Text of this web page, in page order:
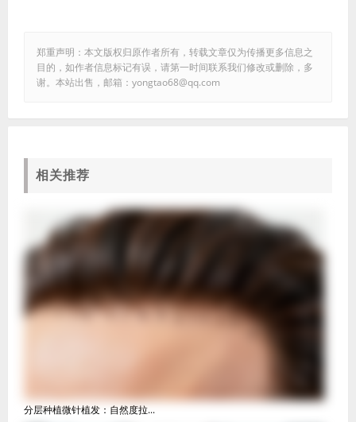
郑重声明：本文版权归原作者所有，转载文章仅为传播更多信息之
目的，如作者信息标记有误，请第一时间联系我们修改或删除，多
谢。本站出售，邮箱：yongtao68@qq.com
相关推荐
分层种植微针植发：自然度拉...